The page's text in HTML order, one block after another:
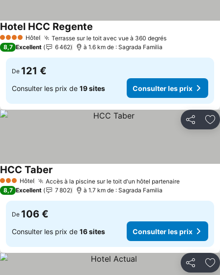
4 Étoiles Hôtel Terrasse sur le toit avec vue à 360 degrés
Hotel HCC Regente
8,7 Excellent 6 462 à 1.6 km de : Sagrada Familia
De 121 €
Consulter les prix de 19 sites Consulter les prix
Partager
3 ÉtoilesHôtel Accès à la piscine sur le toit d'un hôtel partenaire
HCC Taber
8,7 Excellent 7 802 à 1.7 km de : Sagrada Familia
De 106 €
Consulter les prix de 16 sites Consulter les prix
Partager